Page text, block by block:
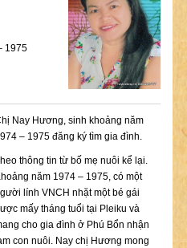
1975
Nay Hương, sinh khoảng năm
– 1975 đăng ký tìm gia đình.
thông tin từ bố mẹ nuôi kể lại.
năm 1974 – 1975, có một
lính VNCH nhặt một bé gái
mấy tháng tuổi tại Pleiku và
cho gia đình ở Phú Bổn nhận
con nuôi. Nay chị Hương mong